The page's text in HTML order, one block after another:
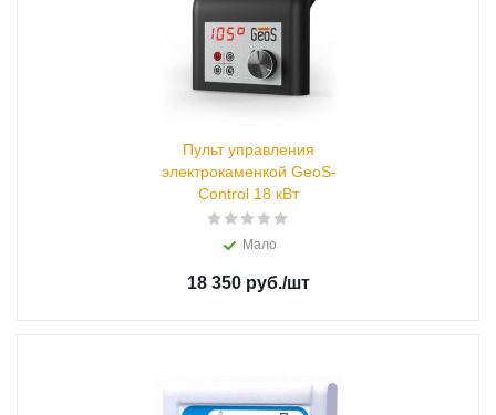
Пульт управления
электрокаменкой GeoS-
Control 18 кВт
Мало
18 350 руб./шт